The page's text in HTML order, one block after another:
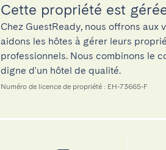
Cette propriété est
Chez GuestReady, nous offrons
aidons les hôtes à gérer leurs
professionnels. Nous combinons le
digne d'un hôtel de qualité.
Numéro de licence de propriété : EH-73665-F